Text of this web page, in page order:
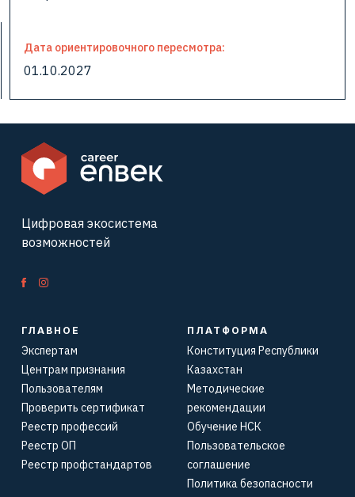
Дата ориентировочного пересмотра:
01.10.2027
Цифровая экосистема
возможностей
ГЛАВНОЕ
Экспертам
Центрам признания
Пользователям
Проверить сертификат
Реестр профессий
Реестр ОП
Реестр профстандартов
ПЛАТФОРМА
Конституция Республики
Казахстан
Методические
рекомендации
Обучение НСК
Пользовательское
соглашение
Политика безопасности